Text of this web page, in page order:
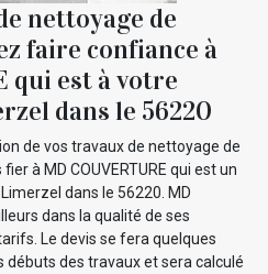
nettoyage de
faire confiance à
qui est à votre
dans le 56220
de vos travaux de nettoyage de
à MD COUVERTURE qui est un
dans le 56220. MD
dans la qualité de ses
Le devis se fera quelques
débuts des travaux et sera calculé